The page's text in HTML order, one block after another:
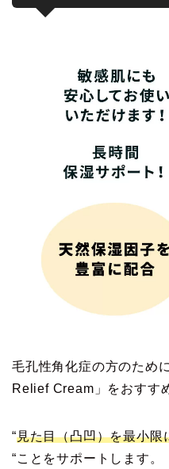
毛孔性角化症の方のため
Relief Cream」をおすす
“見た目（凸凹）を最小限
“ことをサポートします。